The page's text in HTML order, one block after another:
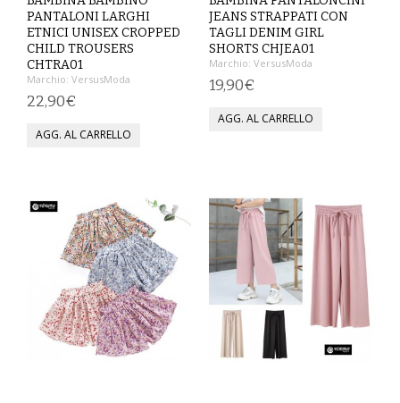
ABITI TEATRALI
BALLETTO
ABITI
SOTTOGONNE
BAMBINA
CARNEVALE
PANTALONI LARGHI
ETNICI UNISEX CROPPED
CHILD TROUSERS
CHTRA01
Marchio: VersusModa
22,90€
JEANS STRAPPATI CON
TAGLI DENIM GIRL
SHORTS CHJEA01
Marchio: VersusModa
19,90€